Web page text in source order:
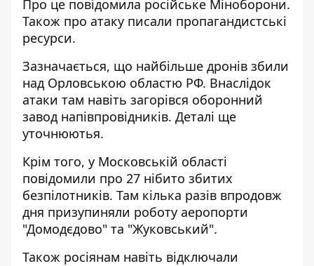
Про це повідомила російське Міноборони.
Також про атаку писали пропагандистські
ресурси.
Зазначається, що найбільше дронів збили
над Орловською областю РФ. Внаслідок
атаки там навіть загорівся оборонний
завод напівпровідників. Деталі ще
уточнюютья.
Крім того, у Московській області
повідомили про 27 нібито збитих
безпілотників. Там кілька разів впродовж
дня призупиняли роботу аеропорти
"Домодєдово" та "Жуковський".
Також росіянам навіть відключали